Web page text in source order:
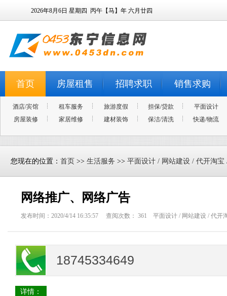
2026年8月6日 星期四 丙午【马】年 六月廿四
首页 房屋租售 招聘求职 销售求购
酒店/宾馆 租车服务 旅游度假 担保/贷款
平面设计
房屋装修
家居维修 建材装饰 保洁/清洗 快递/物流
您现在的位置： 首页 >> 生活服务 >> 平面设计 / 网站建设 / 代开淘宝
网络推广、网络广告
发布时间：2020/4/14 16:35:57 查阅次数： 361 平面设计 / 网站建设 / 代开
18745334649
详情：